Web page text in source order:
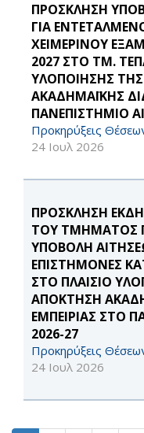
ΠΡΟΣΚΛΗΣΗ
ΓΙΑ
ΧΕΙΜΕΡΙΝΟΥ
2027 ΣΤΟ ΤΜ.
ΥΛΟΠΟΙΗΣΗΣ
ΑΚΑΔΗΜΑΪΚΗΣ
ΠΑΝΕΠΙΣΤΗΜΙΟ
Προκηρύξεις
24 Ιουλ 2026
ΠΡΟΣΚΛΗΣΗ
ΤΟΥ ΤΜΗΜΑΤΟΣ
ΥΠΟΒΟΛΗ
ΕΠΙΣΤΗΜΟΝΕΣ
ΣΤΟ ΠΛΑΙΣΙΟ
ΑΠΟΚΤΗΣΗ
ΕΜΠΕΙΡΙΑΣ ΣΤΟ
2026-27
Προκηρύξεις
24 Ιουλ 2026